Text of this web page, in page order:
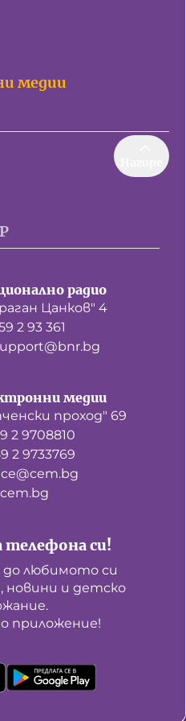
медии
радио
Цанков" 4
2 93 361
телефона си!
до любимото си
новини и детско
приложение!
медии
проход" 69
2 9708810
2 9733769